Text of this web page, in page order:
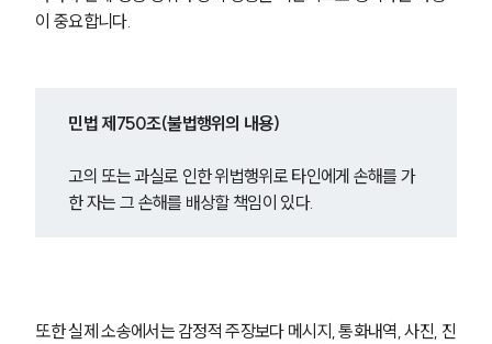
이 중요합니다.
민법 제750조(불법행위의 내용)
고의 또는 과실로 인한 위법행위로 타인에게 손해를 가
한 자는 그 손해를 배상할 책임이 있다.
또한 실제 소송에서는 감정적 주장보다 메시지, 통화내역, 사진, 진